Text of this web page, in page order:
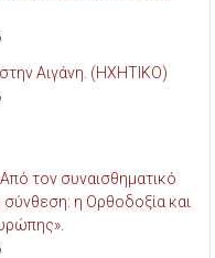
Αιγάνη. (ΗΧΗΤΙΚΟ)
τον συναισθηματικό
η Ορθοδοξία και